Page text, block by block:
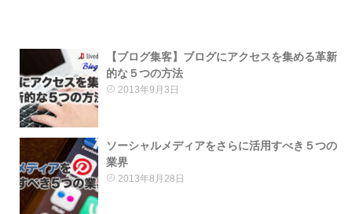
【ブログ集客】ブログにアクセスを集める革新
的な５つの方法
2013年9月3日
ソーシャルメディアをさらに活用すべき５つの
業界
2013年8月28日